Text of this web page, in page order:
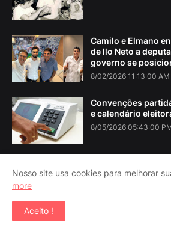
Camilo e Elmano
de Ilo Neto a
governo se
8/02/2026 11:13:00 AM
Convenções
e calendário
8/05/2026 05:43:00
Nosso site usa cookies para melhorar
more
Aceito !